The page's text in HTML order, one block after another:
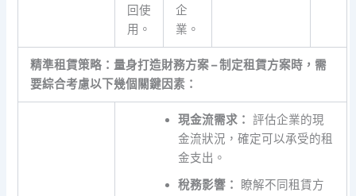
回使
用。
企
業。
精準租賃策略：量身打造財務方案 – 制定租賃方案時，需
要綜合考慮以下幾個關鍵因素：
現金流需求： 評估企業的現
金流狀況，確定可以承受的租
金支出。
稅務影響：
瞭解不同租賃方